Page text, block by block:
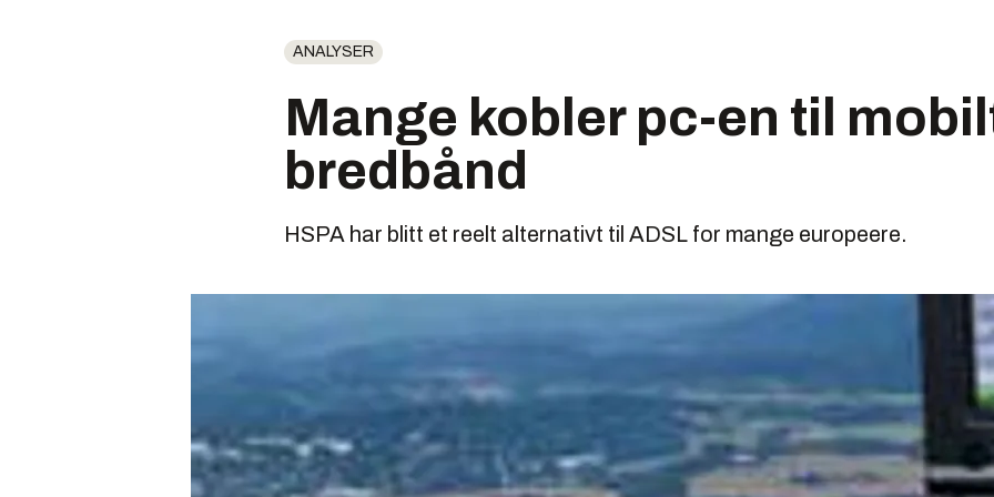
ANALYSER
Mange kobler pc-en til
bredbånd
HSPA har blitt et reelt alternativt til ADSL for mange europeere.